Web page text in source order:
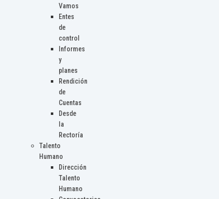
Vamos
Entes
de
control
Informes
y
planes
Rendición
de
Cuentas
Desde
la
Rectoría
Talento
Humano
Dirección
Talento
Humano